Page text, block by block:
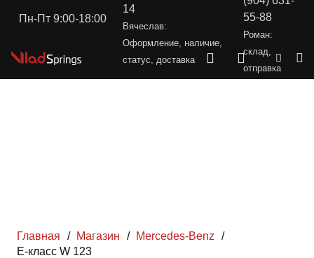
Пн-Пт 9:00-18:00
14
Вячеслав:
Оформление, наличие,
статус, доставка
55-88
Роман:
склад,
отправка
Главная / Магазин / Mercedes-Benz
/
Е-класс W 123